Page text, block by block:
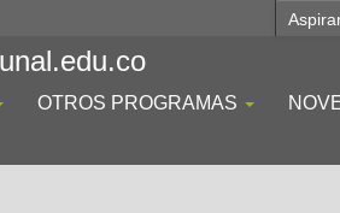
OTROS PROGRAMAS